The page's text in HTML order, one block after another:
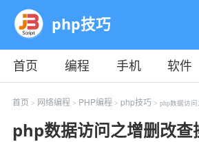
php技巧
首页 编程 手机 软件
教程
平面 服务器
首页 > 网络编程 > PHP编程 > php技巧 > php数据访
php数据访问之增删改查